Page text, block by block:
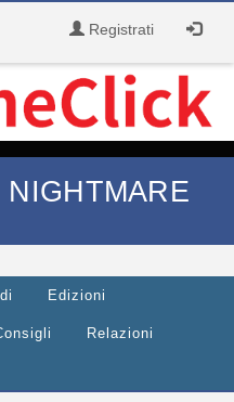
Registrati
Edizioni
Relazioni